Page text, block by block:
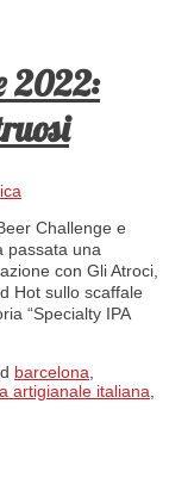
2022:
Challenge e
passata una
con Gli Atroci,
Hot sullo scaffale
“Specialty IPA
barcelona
artigianale italiana